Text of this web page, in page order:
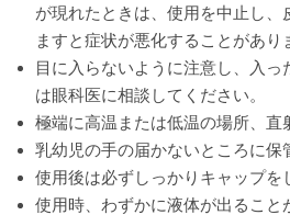
が現れたときは、使用を中止し
ますと症状が悪化することがあり
目に入らないように注意し、入
は眼科医に相談してください。
極端に高温または低温の場所、直
乳幼児の手の届かないところに保
使用後は必ずしっかりキャップを
使用時、わずかに液体が出ること